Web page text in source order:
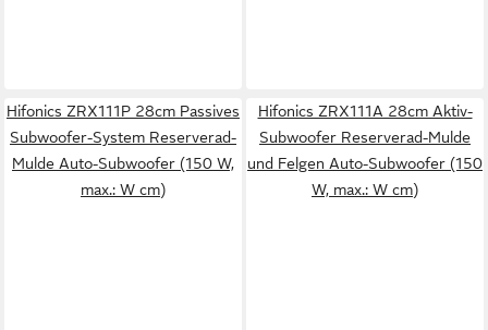
Hifonics ZRX111P 28cm Passives
Subwoofer-System Reserverad-
Mulde Auto-Subwoofer (150 W,
max.: W cm)
Hifonics ZRX111A 28cm Aktiv-
Subwoofer Reserverad-Mulde
und Felgen Auto-Subwoofer (150
W, max.: W cm)